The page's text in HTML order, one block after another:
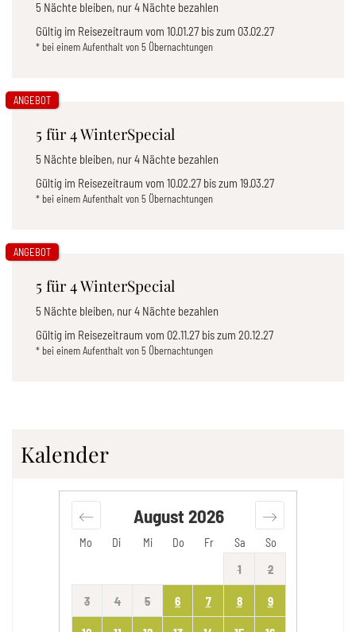
5 Nächte bleiben, nur 4 Nächte bezahlen
Gültig im Reisezeitraum vom 10.01.27 bis zum 03.02.27
* bei einem Aufenthalt von 5 Übernachtungen
5 für 4 WinterSpecial
5 Nächte bleiben, nur 4 Nächte bezahlen
Gültig im Reisezeitraum vom 10.02.27 bis zum 19.03.27
* bei einem Aufenthalt von 5 Übernachtungen
ANGEBOT
5 für 4 WinterSpecial
5 Nächte bleiben, nur 4 Nächte bezahlen
Gültig im Reisezeitraum vom 02.11.27 bis zum 20.12.27
* bei einem Aufenthalt von 5 Übernachtungen
ANGEBOT
Kalender
Mo Di Mi Do Fr Sa So
August 2026
1 2
3 4 5 6 7 8 9